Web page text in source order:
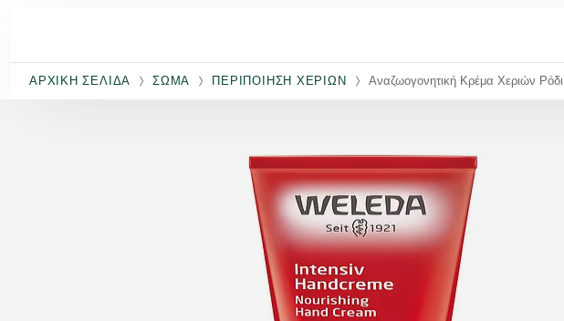
ΑΡΧΙΚΉ ΣΕΛΊΔΑ ΣΏΜΑ ΠΕΡΙΠΟΊΗΣΗ ΧΕΡΙΏΝ Αναζωογονητική Κρέμα Χεριών Ρόδι